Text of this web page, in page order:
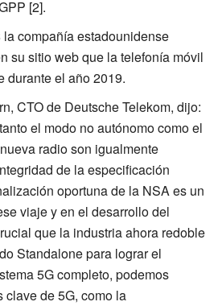
[2].
compañía estadounidense
su sitio web que la telefonía móvil
durante el año 2019.
CTO de Deutsche Telekom, dijo:
el modo no autónomo como el
radio son igualmente
de la especificación
oportuna de la NSA es un
viaje y en el desarrollo del
que la industria ahora redoble
Standalone para lograr el
5G completo, podemos
de 5G, como la